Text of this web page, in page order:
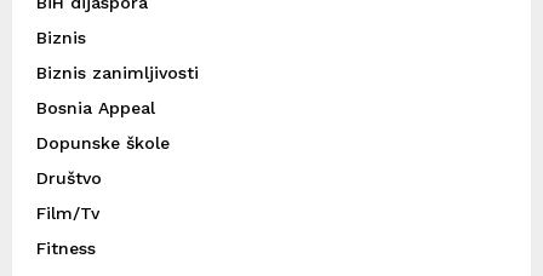
Biznis
Biznis zanimljivosti
Bosnia Appeal
Dopunske škole
Društvo
Film/Tv
Fitness